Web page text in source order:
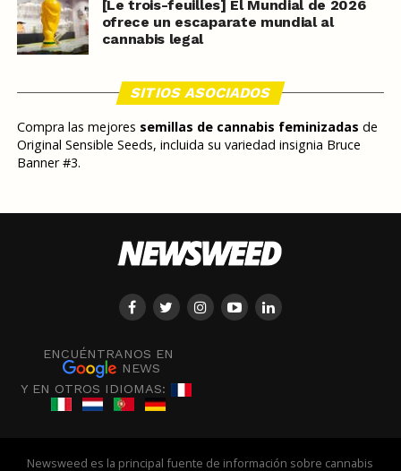
[Le trois-feuilles] El Mundial de 2026
ofrece un escaparate mundial al
cannabis legal
SITIOS ASOCIADOS
Compra las mejores semillas de cannabis feminizadas de
Original Sensible Seeds, incluida su variedad insignia Bruce
Banner #3.
ENCUÉNTRANOS EN
NEWS
Y EN OTROS IDIOMAS:
Newsweed es la principal fuente de información sobre cannabis